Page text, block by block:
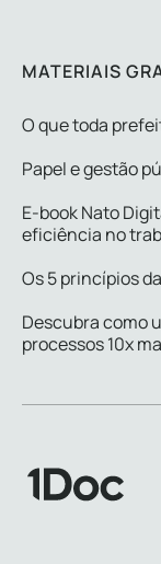
MATERIAIS
O que toda
Papel e gestão
E-book Nato
eficiência no
Os 5 princípios
Descubra como
processos 10x